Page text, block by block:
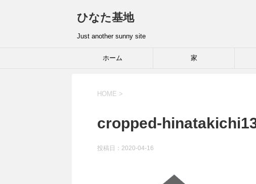
ひなた基地
Just another sunny site
ホーム 家
HOME >
cropped-
投稿日：2020-04-16